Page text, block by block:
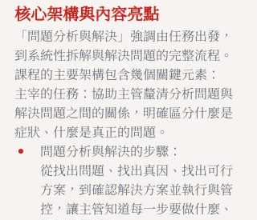
核心架構與內容亮點
「問題分析與解決」強調由任務出發，
到系統性拆解與解決問題的完整流程。
課程的主要架構包含幾個關鍵元素：
主宰的任務：協助主管釐清分析問題與
解決問題之間的關係，明確區分什麼是
症狀、什麼是真正的問題。
問題分析與解決的步驟：
從找出問題、找出真因、找出可行
方案，到確認解決方案並執行與管
控，讓主管知道每一步要做什麼、